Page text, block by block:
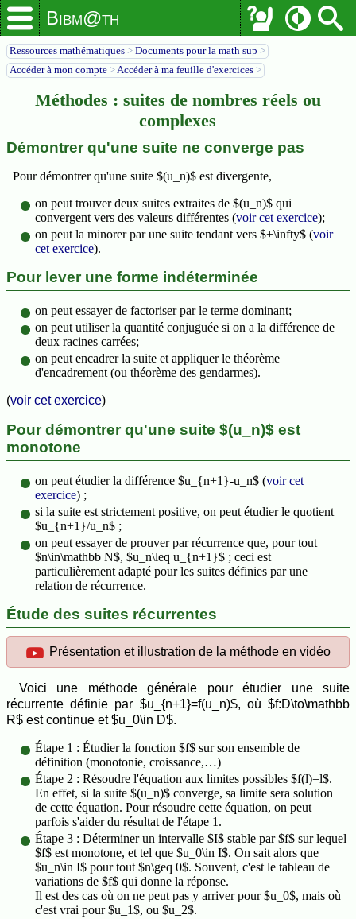
Bibm@th
Ressources mathématiques > Documents pour la math sup >
Accéder à mon compte >Accéder à ma feuille d'exercices >
Méthodes : suites de nombres réels ou
complexes
Démontrer qu'une suite ne converge pas
Pour démontrer qu'une suite $(u_n)$ est divergente,
on peut trouver deux suites extraites de $(u_n)$ qui
convergent vers des valeurs différentes (voir cet exercice);
on peut la minorer par une suite tendant vers $+\infty$ (voir
cet exercice).
Pour lever une forme indéterminée
on peut essayer de factoriser par le terme dominant;
on peut utiliser la quantité conjuguée si on a la différence de
deux racines carrées;
on peut encadrer la suite et appliquer le théorème
d'encadrement (ou théorème des gendarmes).
(voir cet exercice)
Pour démontrer qu'une suite $(u_n)$ est
monotone
on peut étudier la différence $u_{n+1}-u_n$ (voir cet
exercice) ;
si la suite est strictement positive, on peut étudier le quotient
$u_{n+1}/u_n$ ;
on peut essayer de prouver par récurrence que, pour tout
$n\in\mathbb N$, $u_n\leq u_{n+1}$ ; ceci est
particulièrement adapté pour les suites définies par une
relation de récurrence.
Étude des suites récurrentes
Présentation et illustration de la méthode en vidéo
Voici une méthode générale pour étudier une suite
récurrente définie par $u_{n+1}=f(u_n)$, où $f:D\to\mathbb
R$ est continue et $u_0\in D$.
Étape 1 : Étudier la fonction $f$ sur son ensemble de
définition (monotonie, croissance,…)
Étape 2 : Résoudre l'équation aux limites possibles $f(l)=l$.
En effet, si la suite $(u_n)$ converge, sa limite sera solution
de cette équation. Pour résoudre cette équation, on peut
parfois s'aider du résultat de l'étape 1.
Étape 3 : Déterminer un intervalle $I$ stable par $f$ sur lequel
$f$ est monotone, et tel que $u_0\in I$. On sait alors que
$u_n\in I$ pour tout $n\geq 0$. Souvent, c'est le tableau de
variations de $f$ qui donne la réponse.
Il est des cas où on ne peut pas y arriver pour $u_0$, mais où
c'est vrai pour $u_1$, ou $u_2$.